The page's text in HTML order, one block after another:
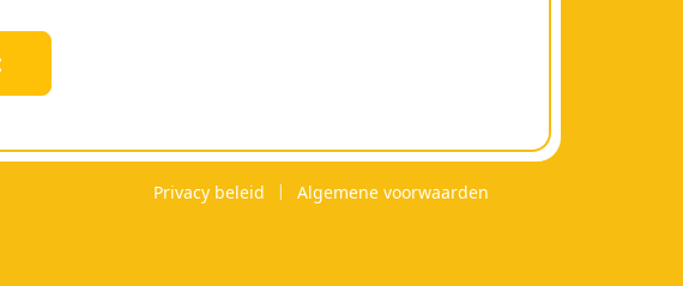
Privacy beleid Algemene voorwaarden